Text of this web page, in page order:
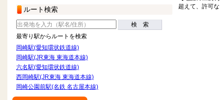
ルート検索
検 索
最寄り駅からルートを検索
岡崎駅(愛知環状鉄道線)
岡崎駅(JR東海 東海道本線)
六名駅(愛知環状鉄道線)
西岡崎駅(JR東海 東海道本線)
岡崎公園前駅(名鉄 名古屋本線)
超えて、許可